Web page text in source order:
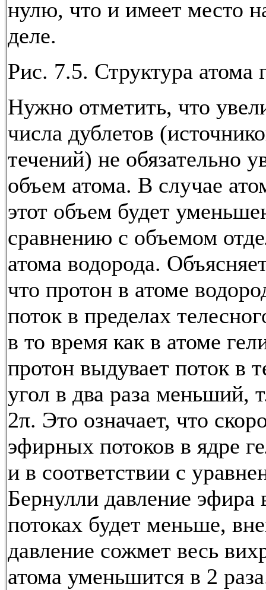
нулю, что и имеет место
деле.
Рис. 7.5. Структура атома
Нужно отметить, что
числа дублетов
течений) не обязательно
объем атома. В случае
этот объем будет
сравнению с объемом
атома водорода.
что протон в атоме
поток в пределах
в то время как в атоме
протон выдувает поток в
угол в два раза меньший,
2π. Это означает, что
эфирных потоков в ядре
и в соответствии с
Бернулли давление эфира
потоках будет меньше,
давление сожмет весь
атома уменьшится в 2